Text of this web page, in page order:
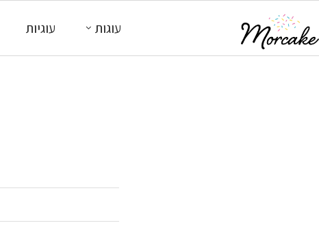
עוגות עוגיות